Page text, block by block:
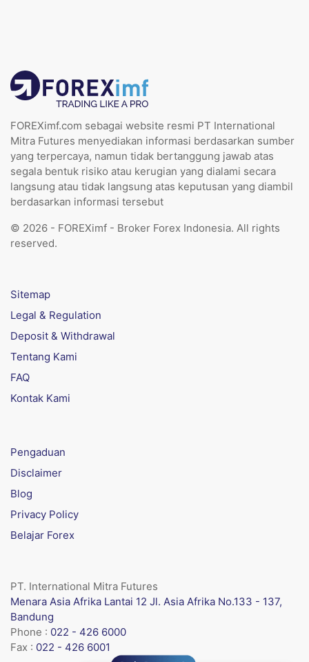
FOREXimf.com sebagai website resmi PT International
Mitra Futures menyediakan informasi berdasarkan sumber
yang terpercaya, namun tidak bertanggung jawab atas
segala bentuk risiko atau kerugian yang dialami secara
langsung atau tidak langsung atas keputusan yang diambil
berdasarkan informasi tersebut
© 2026 - FOREXimf - Broker Forex Indonesia. All rights
reserved.
Sitemap
Legal & Regulation
Deposit & Withdrawal
Tentang Kami
FAQ
Kontak Kami
Pengaduan
Disclaimer
Blog
Privacy Policy
Belajar Forex
PT. International Mitra Futures
Menara Asia Afrika Lantai 12 Jl. Asia Afrika No.133 - 137,
Bandung
Phone : 022 - 426 6000
Fax : 022 - 426 6001